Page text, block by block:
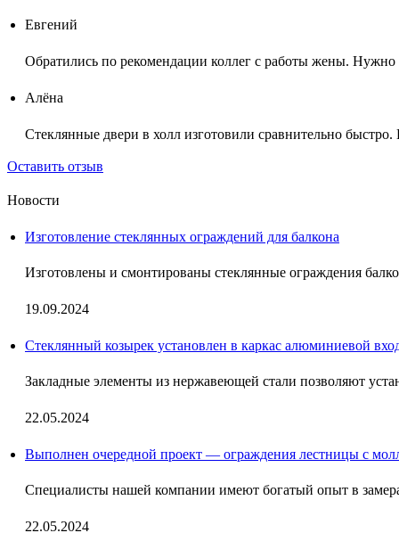
Евгений
Обратились по рекомендации коллег с работы жены.
Алёна
Стеклянные двери в холл изготовили сравнительно
Оставить отзыв
Новости
Изготовление стеклянных ограждений для балкона
Изготовлены и смонтированы стеклянные ограждения
19.09.2024
Стеклянный козырек установлен в каркас алюминиевой
Закладные элементы из нержавеющей стали позволяют
22.05.2024
Выполнен очередной проект — ограждения лестницы с
Специалисты нашей компании имеют богатый опыт в
22.05.2024